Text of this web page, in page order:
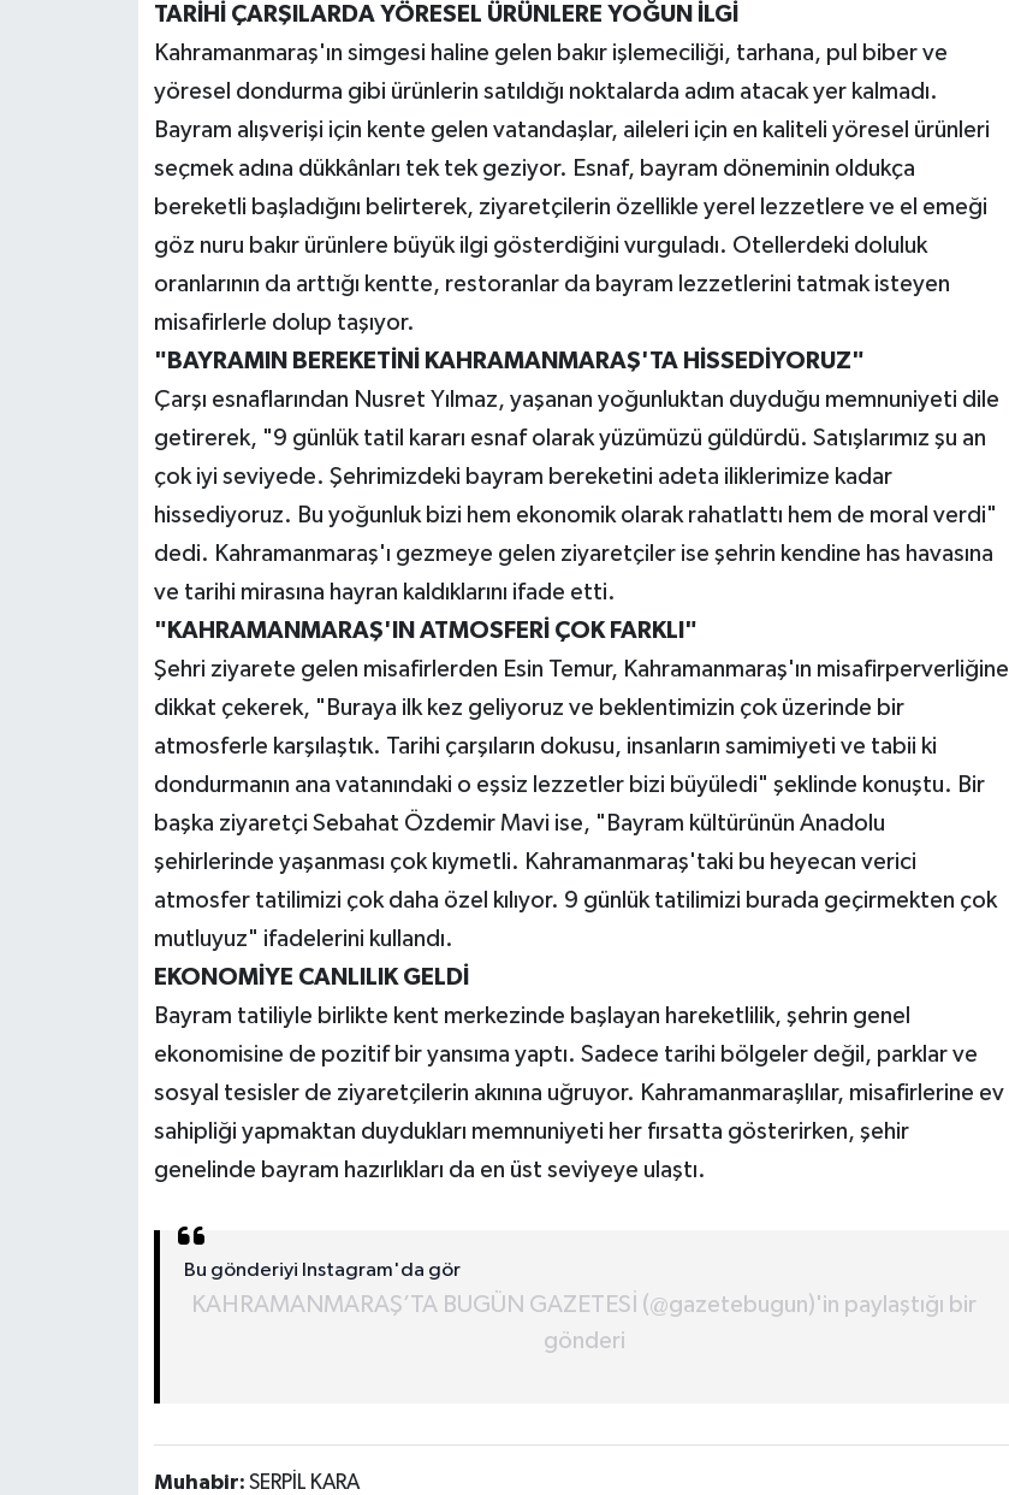
TARİHİ ÇARŞILARDA YÖRESEL ÜRÜNLERE YOĞUN İLGİ
Kahramanmaraş'ın simgesi haline gelen bakır işlemeciliği, tarhana, pul biber ve
yöresel dondurma gibi ürünlerin satıldığı noktalarda adım atacak yer kalmadı.
Bayram alışverişi için kente gelen vatandaşlar, aileleri için en kaliteli yöresel ürünleri
seçmek adına dükkânları tek tek geziyor. Esnaf, bayram döneminin oldukça
bereketli başladığını belirterek, ziyaretçilerin özellikle yerel lezzetlere ve el emeği
göz nuru bakır ürünlere büyük ilgi gösterdiğini vurguladı. Otellerdeki doluluk
oranlarının da arttığı kentte, restoranlar da bayram lezzetlerini tatmak isteyen
misafirlerle dolup taşıyor.
"BAYRAMIN BEREKETİNİ KAHRAMANMARAŞ'TA HİSSEDİYORUZ"
Çarşı esnaflarından Nusret Yılmaz, yaşanan yoğunluktan duyduğu memnuniyeti dile
getirerek, "9 günlük tatil kararı esnaf olarak yüzümüzü güldürdü. Satışlarımız şu an
çok iyi seviyede. Şehrimizdeki bayram bereketini adeta iliklerimize kadar
hissediyoruz. Bu yoğunluk bizi hem ekonomik olarak rahatlattı hem de moral verdi"
dedi. Kahramanmaraş'ı gezmeye gelen ziyaretçiler ise şehrin kendine has havasına
ve tarihi mirasına hayran kaldıklarını ifade etti.
"KAHRAMANMARAŞ'IN ATMOSFERİ ÇOK FARKLI"
Şehri ziyarete gelen misafirlerden Esin Temur, Kahramanmaraş'ın misafirperverliğine
dikkat çekerek, "Buraya ilk kez geliyoruz ve beklentimizin çok üzerinde bir
atmosferle karşılaştık. Tarihi çarşıların dokusu, insanların samimiyeti ve tabii ki
dondurmanın ana vatanındaki o eşsiz lezzetler bizi büyüledi" şeklinde konuştu. Bir
başka ziyaretçi Sebahat Özdemir Mavi ise, "Bayram kültürünün Anadolu
şehirlerinde yaşanması çok kıymetli. Kahramanmaraş'taki bu heyecan verici
atmosfer tatilimizi çok daha özel kılıyor. 9 günlük tatilimizi burada geçirmekten çok
mutluyuz" ifadelerini kullandı.
EKONOMİYE CANLILIK GELDİ
Bayram tatiliyle birlikte kent merkezinde başlayan hareketlilik, şehrin genel
ekonomisine de pozitif bir yansıma yaptı. Sadece tarihi bölgeler değil, parklar ve
sosyal tesisler de ziyaretçilerin akınına uğruyor. Kahramanmaraşlılar, misafirlerine ev
sahipliği yapmaktan duydukları memnuniyeti her fırsatta gösterirken, şehir
genelinde bayram hazırlıkları da en üst seviyeye ulaştı.
Bu gönderiyi Instagram'da gör
KAHRAMANMARAŞ’TA BUGÜN GAZETESİ (@gazetebugun)'in paylaştığı bir
gönderi
Muhabir: SERPİL KARA